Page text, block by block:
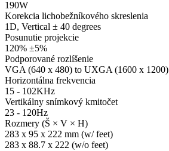
190W‎
Korekcia lichobežníkového skreslenia‎
1D, Vertical ± 40 degrees‎
Posunutie projekcie‎
120% ±5%‎
Podporované rozlíšenie‎
VGA (640 x 480) to UXGA (1600 x 1200)‎
Horizontálna frekvencia‎
15 - 102KHz‎
Vertikálny snímkový kmitočet‎
23 - 120Hz‎
Rozmery (Š × V × H)‎
283 x 95 x 222 mm (w/ feet)
283 x 88.7 x 222 (w/o feet)